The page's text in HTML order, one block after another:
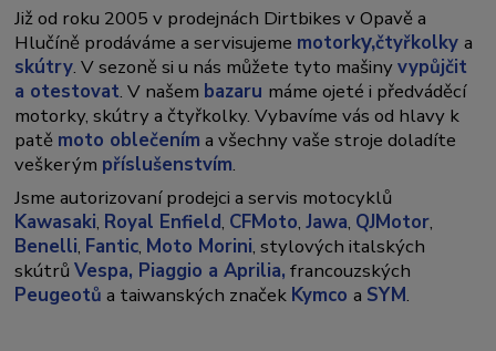
Již od roku 2005 v prodejnách Dirtbikes v Opavě a
Hlučíně prodáváme a servisujeme motorky,čtyřkolkya
skútry. V sezoně si u nás můžete tyto mašinyvypůjčit
a otestovat. V našem bazaru máme ojeté i předváděcí
motorky, skútry a čtyřkolky. Vybavíme vás od hlavy k
patě moto oblečením a všechny vaše stroje doladíte
veškerým příslušenstvím.
Jsme autorizovaní prodejci a servis motocyklů
Kawasaki, Royal Enfield, CFMoto,Jawa, QJMotor,
Benelli, Fantic, Moto Morini, stylových italských
skútrůVespa, Piaggio a Aprilia, francouzských
Peugeotů a taiwanských značek Kymcoa SYM.